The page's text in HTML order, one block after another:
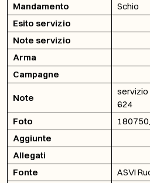
Mandamento
Schio
Esito servizio
Note servizio
Arma
Campagne
Note
servizio
624
Foto
Aggiunte
Allegati
Fonte
ASVI